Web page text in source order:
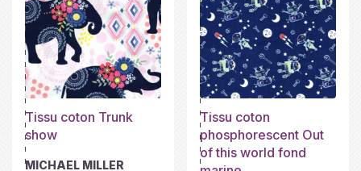
Tissu coton Trunk
show
MICHAEL MILLER
Tissu coton
phosphorescent Out
of this world fond